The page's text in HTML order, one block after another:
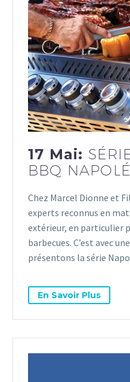
17 Mai:
BBQ
Chez Marcel Dionne et
experts reconnus en
extérieur, en particulier
barbecues. C’est avec
présentons la série
En Savoir Plus